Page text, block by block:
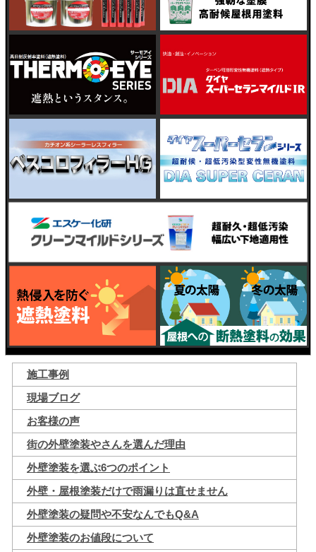
施工事例
現場ブログ
お客様の声
街の外壁塗装やさんを選んだ理由
外壁塗装を選ぶ6つのポイント
外壁・屋根塗装だけで雨漏りは直せません
外壁塗装の疑問や不安なんでもQ&A
外壁塗装のお値段について